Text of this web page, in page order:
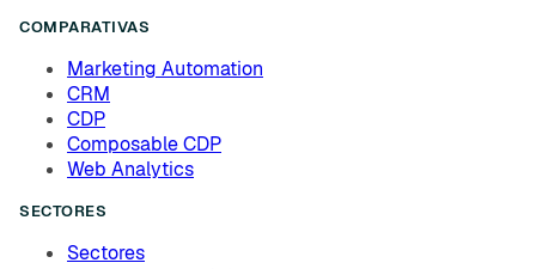
COMPARATIVAS
Marketing Automation
CRM
CDP
Composable CDP
Web Analytics
SECTORES
Sectores